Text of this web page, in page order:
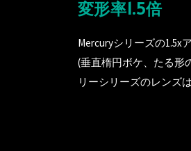
変形率1.5倍
Mercuryシリーズの
(垂直楕円ボケ、たる形
リーシリーズのレンズ